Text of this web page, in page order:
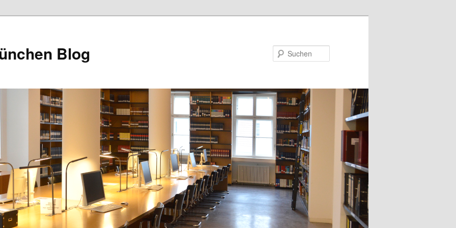
Blog